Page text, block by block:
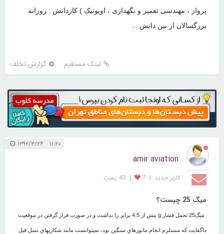
پرواز ، مهندسی تعمیر و نگهداری ، اویونیک ) کاردانش : روزانه
برزگسالان از بین دانش ...
لینک مستقیم گزارش تخلف
۱۱:۲۰ ۱۳۹۲/۳/۲۴
amir aviation
کاربر جديد |
7
| 43 پست
میگ 25 چیست؟
ميگ25 تحمل فشار g بيش از 4.5 برابر را نداشت و در صورت قرار گرفتن در موقعيت
داگ‏فايت كه مستلزم انجام مانورهاي سنگين بود، نمي‏توانست مانند شکاری‏هاي نسل قبل